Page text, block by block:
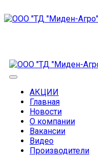
АКЦИИ
Главная
Новости
О компании
Вакансии
Видео
Производители